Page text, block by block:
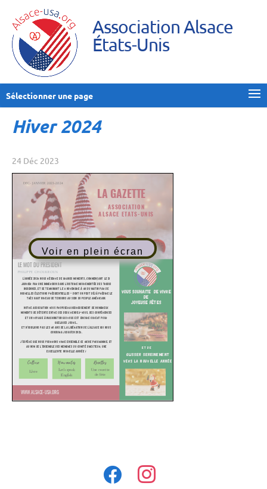
Association Alsace
États-Unis
Sélectionner une page
Hiver 2024
24 Déc 2023
Voir en plein écran
facebook instagram